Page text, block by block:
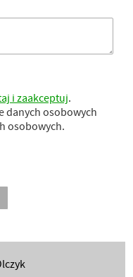
i zaakceptuj.
danych osobowych
osobowych.